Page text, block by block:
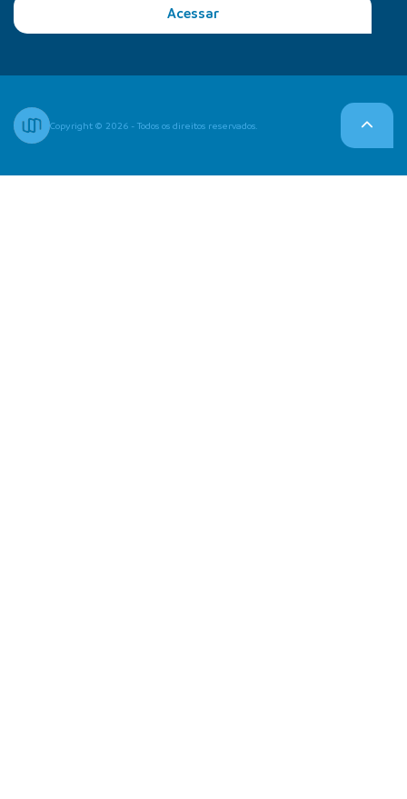
Acessar
Copyright © 2026 - Todos os direitos reservados.